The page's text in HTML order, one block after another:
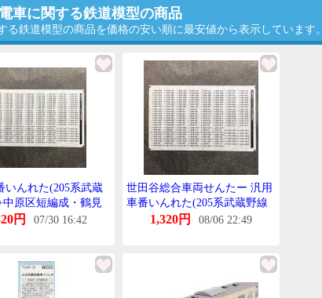
車に関する鉄道模型の商品
る鉄道模型の商品を価格の安い順に最安値から表示しています。
いんれた(205系武蔵
中原区短編成・鶴見
線)(Nげーじ)
円 07/30 16:42
世田谷総合車両せんたー 汎用
車番いんれた(205系武蔵野線
(4)+中原区短編成・鶴見線南
1,320円 08/06 22:49